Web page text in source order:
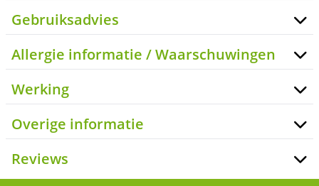
Gebruiksadvies
Allergie informatie / Waarschuwingen
Werking
Overige informatie
Reviews